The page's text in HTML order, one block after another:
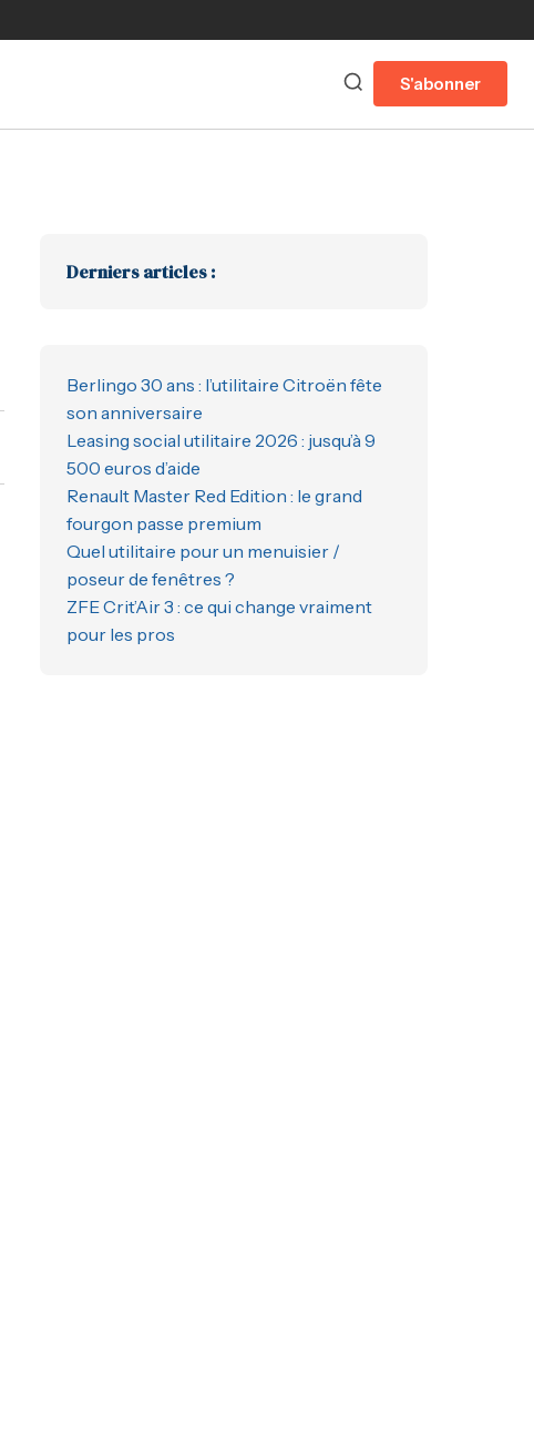
S'abonner
Derniers articles :
Berlingo 30 ans : l’utilitaire Citroën fête
son anniversaire
Leasing social utilitaire 2026 : jusqu’à 9
500 euros d’aide
Renault Master Red Edition : le grand
fourgon passe premium
Quel utilitaire pour un menuisier /
poseur de fenêtres ?
ZFE Crit’Air 3 : ce qui change vraiment
pour les pros